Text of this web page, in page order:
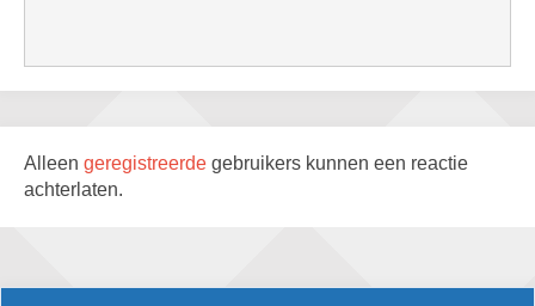
Alleen geregistreerde gebruikers kunnen een reactie
achterlaten.